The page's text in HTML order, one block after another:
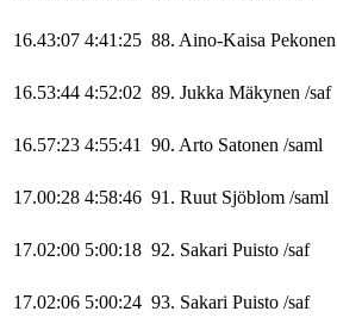
16.43:07 4:41:25 88. Aino-Kaisa Pekonen
16.53:44 4:52:02 89. Jukka Mäkynen /saf
16.57:23 4:55:41 90. Arto Satonen /saml
17.00:28 4:58:46 91. Ruut Sjöblom /saml
17.02:00 5:00:18 92. Sakari Puisto /saf
17.02:06 5:00:24 93. Sakari Puisto /saf